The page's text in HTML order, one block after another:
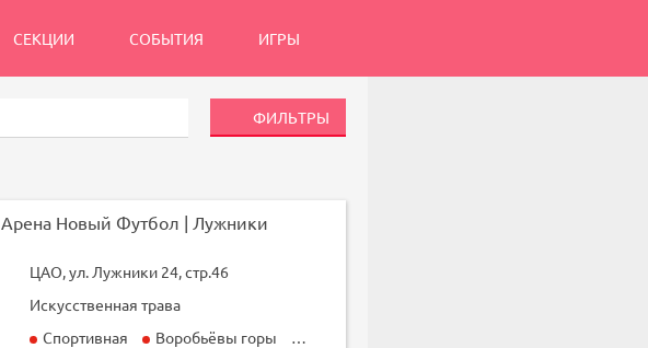
СЕКЦИИ СОБЫТИЯ ИГРЫ
ФИЛЬТРЫ
Арена Новый Футбол | Лужники
ЦАО, ул. Лужники 24, стр.46
Искусственная трава
Спортивная
Воробьёвы горы Лужники